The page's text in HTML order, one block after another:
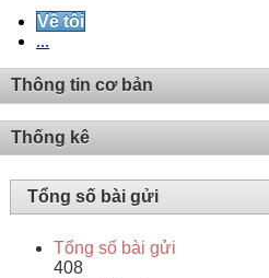
Về tôi
...
Thông tin cơ bản
Thống kê
Tổng số bài gửi
Tổng số bài gửi
408